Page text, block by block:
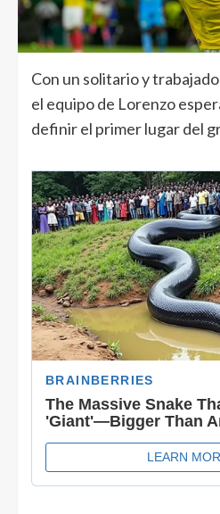
Con un solitario y
el equipo de Lorenzo
definir el primer lugar del